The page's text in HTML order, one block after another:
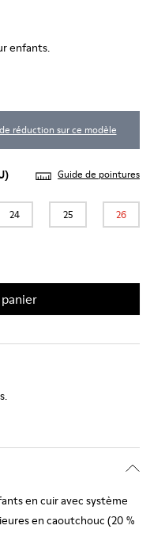
enfants.
réduction sur ce modèle
Guide de pointures
24 25 26
en cuir avec système
en caoutchouc (20 %